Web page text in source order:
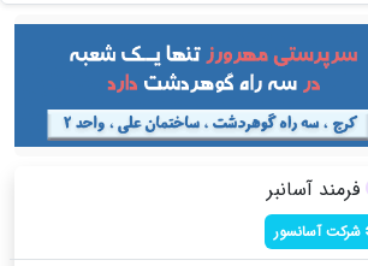
فرمند آسانبر
شرکت آسانسور